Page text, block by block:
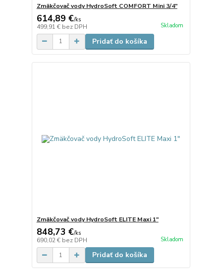
Zmäkčovač vody HydroSoft COMFORT Mini 3/4"
614,89 €/ks
499,91 € bez DPH Skladom
Pridať do košíka
Zmäkčovač vody HydroSoft ELITE Maxi 1"
848,73 €/ks
690,02 € bez DPH Skladom
Pridať do košíka